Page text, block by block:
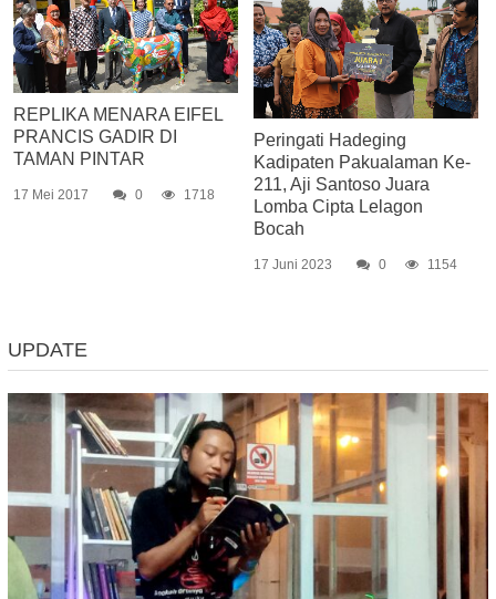
REPLIKA MENARA EIFEL
PRANCIS GADIR DI
TAMAN PINTAR
17 Mei 2017 0 1718
Peringati Hadeging
Kadipaten Pakualaman Ke-
211, Aji Santoso Juara
Lomba Cipta Lelagon
Bocah
17 Juni 2023 0 1154
UPDATE